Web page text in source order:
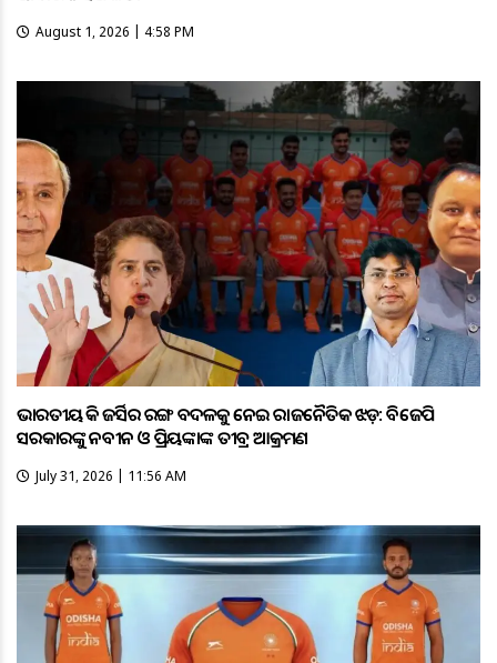
August 1, 2026 | 4:58 PM
ଭାରତୀୟ ହକି ଜର୍ସିର ରଙ୍ଗ ବଦଳକୁ ନେଇ ରାଜନୈତିକ ଝଡ଼: ବିଜେପି
ସରକାରଙ୍କୁ ନବୀନ ଓ ପ୍ରିୟଙ୍କାଙ୍କ ତୀବ୍ର ଆକ୍ରମଣ
July 31, 2026 | 11:56 AM